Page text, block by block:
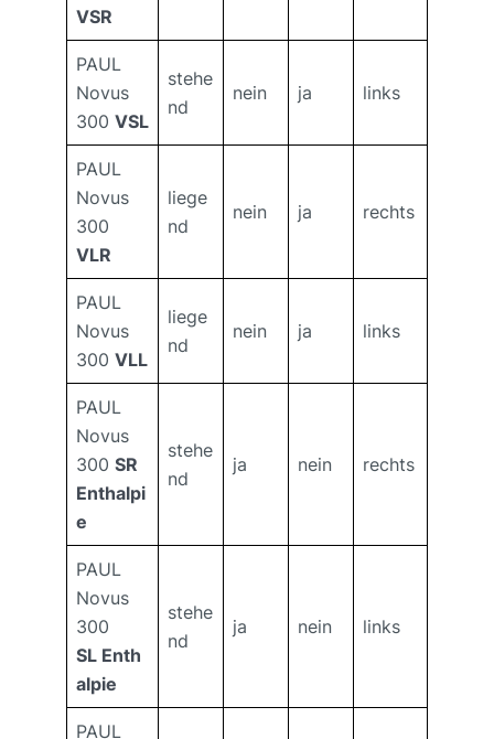
VSR
PAUL
Novus
300 VSL
stehe
nd
nein ja links
PAUL
Novus
300
VLR
liege
nd
nein ja rechts
PAUL
Novus
300 VLL
liege
nd
nein ja links
PAUL
Novus
300 SR
Enthalpi
e
stehe
nd
ja nein rechts
PAUL
Novus
300
SL Enth
alpie
stehe
nd
ja nein links
PAUL